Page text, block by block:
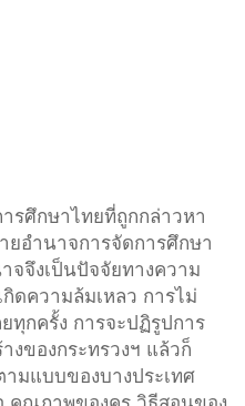
รศึกษาไทยที่ถูกกล่าวหา
ยอำนาจการจัดการศึกษา
จจึงเป็นปัจจัยทางความ
กิดความล้มเหลว การไม่
ทุกครั้ง การจะปฏิรูปการ
งของกระทรวงฯ แล้วก็
มแบบของบางประเทศ